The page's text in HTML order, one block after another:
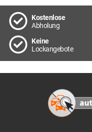
Kostenlose
Abholung
Keine
Lockangebote